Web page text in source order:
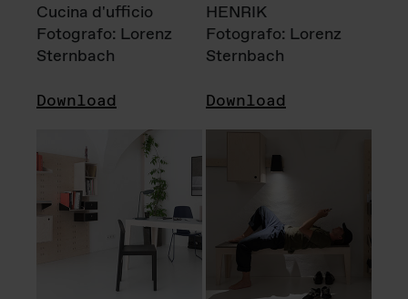
Cucina d'ufficio
Fotografo: Lorenz
Sternbach
Download
HENRIK
Fotografo: Lorenz
Sternbach
Download